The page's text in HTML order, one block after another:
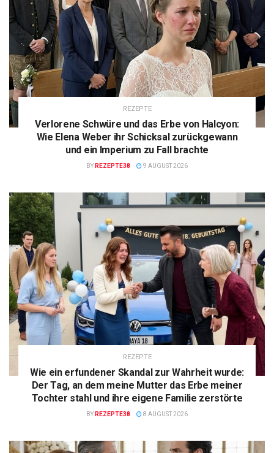
REZEPTE
Verlorene Schwüre und das Erbe von Halcyon:
Wie Elena Weber ihr Schicksal zurückgewann
und ein Imperium zu Fall brachte
BY REZEPTE38 9 AUGUST 2026
REZEPTE
Wie ein erfundener Skandal zur Wahrheit wurde:
Der Tag, an dem meine Mutter das Erbe meiner
Tochter stahl und ihre eigene Familie zerstörte
BY REZEPTE38 8 AUGUST 2026